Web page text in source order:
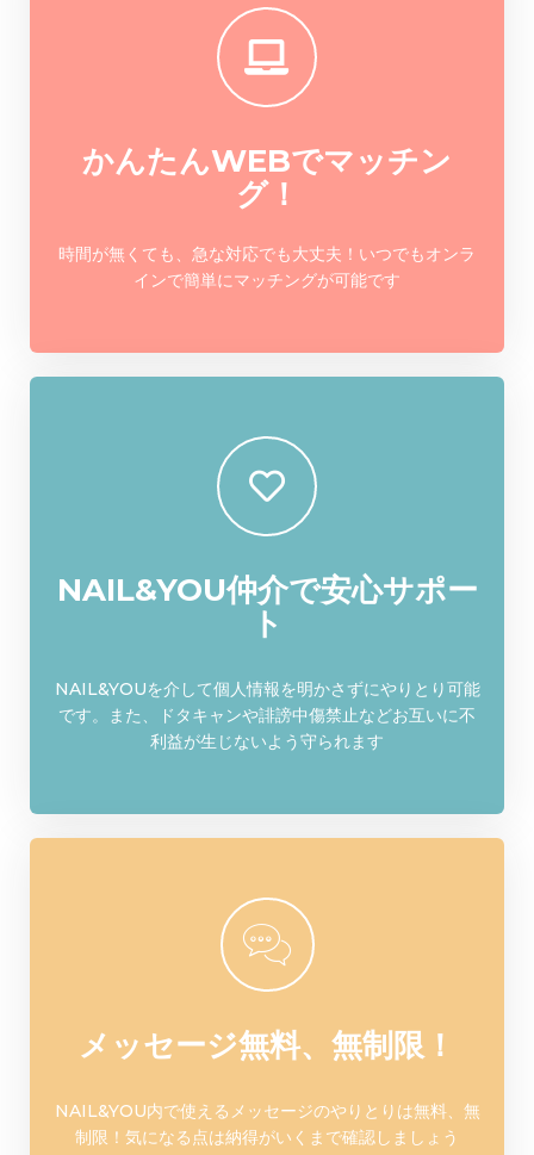
かんたんWEBでマッチン
グ！
時間が無くても、急な対応でも大丈夫！いつでもオンラ
インで簡単にマッチングが可能です
NAIL&YOU仲介で安心サポー
ト
NAIL&YOUを介して個人情報を明かさずにやりとり可能
です。また、ドタキャンや誹謗中傷禁止などお互いに不
利益が生じないよう守られます
メッセージ無料、無制限！
NAIL&YOU内で使えるメッセージのやりとりは無料、無
制限！気になる点は納得がいくまで確認しましょう